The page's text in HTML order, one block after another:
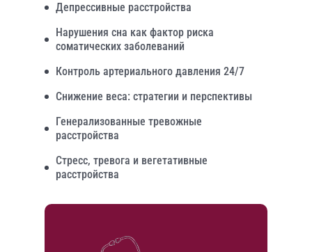
Депрессивные расстройства
Нарушения сна как фактор риска
соматических заболеваний
Контроль артериального давления 24/7
Снижение веса: стратегии и перспективы
Генерализованные тревожные
расстройства
Стресс, тревога и вегетативные
расстройства